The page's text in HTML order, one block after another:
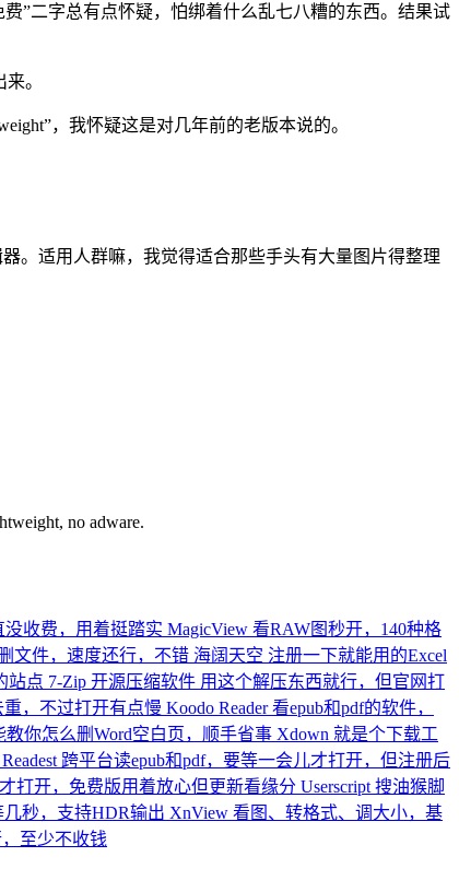
”二字总有点怀疑，怕绑着什么乱七八糟的东西。结果试
。
，我怀疑这是对几年前的老版本说的。
。适用人群嘛，我觉得适合那些手头有大量图片得整理
no adware.
收费，用着挺踏实 MagicView 看RAW图秒开，140种格
文件，速度还行，不错 海阔天空 注册一下就能用的Excel
站点 7-Zip 开源压缩软件 用这个解压东西就行，但官网打
，不过打开有点慢 Koodo Reader 看epub和pdf的软件，
你怎么删Word空白页，顺手省事 Xdown 就是个下载工
Readest 跨平台读epub和pdf，要等一会儿才打开，但注册后
打开，免费版用着放心但更新看缘分 Userscript 搜油猴脚
秒，支持HDR输出 XnView 看图、转格式、调大小，基
至少不收钱